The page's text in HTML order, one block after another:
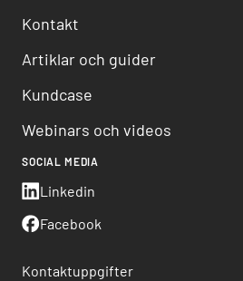
Kontakt
Artiklar och guider
Kundcase
Webinars och videos
SOCIAL MEDIA
Linkedin
Facebook
Kontaktuppgifter